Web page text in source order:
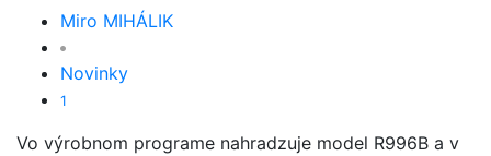
Miro MIHÁLIK
Novinky
1
Vo výrobnom programe nahradzuje model R996B a v